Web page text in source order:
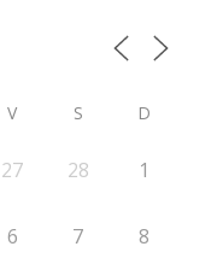
V S D
27 28 1
6 7 8